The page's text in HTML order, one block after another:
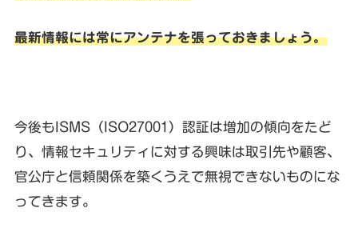
最新情報には常にアンテナを張っておきましょう。
今後もISMS（ISO27001）認証は増加の傾向をたど
り、情報セキュリティに対する興味は取引先や顧客、
官公庁と信頼関係を築くうえで無視できないものにな
ってきます。